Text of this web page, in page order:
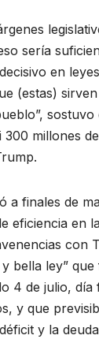
sería
en
(estas)
sostuvo
300 millones
a finales de
eficiencia en
con
bella ley”
4 de julio, día
y que
y la